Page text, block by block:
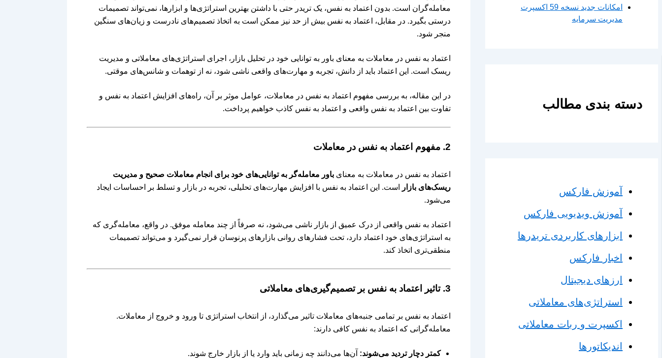
امکانات جدید نسخه 59 اکسپرت
مدیریت سرمایه
دسته بندی مطالب
آموزش فارکس
آموزش ویدیویی فارکس
ابزارهای کاربردی تریدرها
اخبار فارکس
ارزهای دیجیتال
استراتژی‌های معاملاتی
اکسپرت و ربات معاملاتی
اندیکاتورها
معامله‌گران است. بدون اعتماد به نفس، یک تریدر حتی با داشتن بهترین استراتژی‌ها و ابزارها، نمی‌تواند تصمیمات
درستی بگیرد. در مقابل، اعتماد به نفس بیش از حد نیز ممکن است به اتخاذ تصمیم‌های نادرست و زیان‌های سنگین
منجر شود.
اعتماد به نفس در معاملات به معنای باور به توانایی خود در تحلیل بازار، اجرای استراتژی‌های معاملاتی و مدیریت
ریسک است. این اعتماد باید از دانش، تجربه و مهارت‌های واقعی ناشی شود، نه از توهمات و شانس‌های موقتی.
در این مقاله، به بررسی مفهوم اعتماد به نفس در معاملات، عوامل موثر بر آن، راه‌های افزایش اعتماد به نفس و
تفاوت بین اعتماد به نفس واقعی و اعتماد به نفس کاذب خواهیم پرداخت.
2. مفهوم اعتماد به نفس در معاملات
اعتماد به نفس در معاملات به معنای باور معامله‌گر به توانایی‌های خود برای انجام معاملات صحیح و مدیریت
ریسک‌های بازار
است. این اعتماد به نفس با افزایش مهارت‌های تحلیلی، تجربه در بازار و تسلط بر احساسات ایجاد
می‌شود.
اعتماد به نفس واقعی از درک عمیق از بازار ناشی می‌شود، نه صرفاً از چند معامله موفق. در واقع، معامله‌گری که
به استراتژی‌های خود اعتماد دارد، تحت فشارهای روانی بازارهای پرنوسان قرار نمی‌گیرد و می‌تواند تصمیمات
منطقی‌تری اتخاذ کند.
3. تاثیر اعتماد به نفس بر تصمیم‌گیری‌های معاملاتی
اعتماد به نفس بر تمامی جنبه‌های معاملات تاثیر می‌گذارد، از انتخاب استراتژی تا ورود و خروج از معاملات.
معامله‌گرانی که اعتماد به نفس کافی دارند:
کمتر دچار تردید می‌شوند: آن‌ها می‌دانند چه زمانی باید وارد یا از بازار خارج شوند.